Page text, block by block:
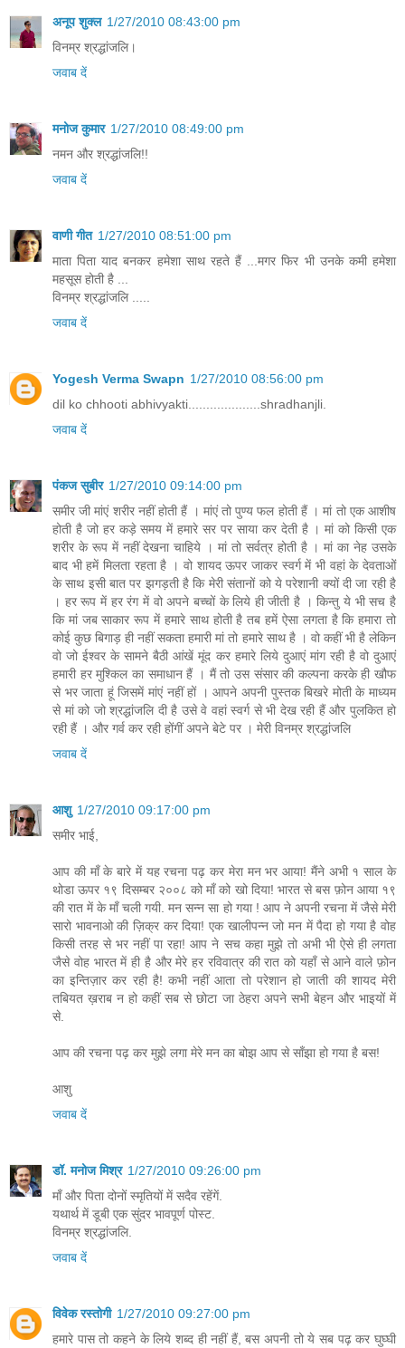
अनूप शुक्ल 1/27/2010 08:43:00 pm
विनम्र श्रद्धांजलि।
जवाब दें
मनोज कुमार 1/27/2010 08:49:00 pm
नमन और श्रद्धांजलि!!
जवाब दें
वाणी गीत 1/27/2010 08:51:00 pm
माता पिता याद बनकर हमेशा साथ रहते हैं ...मगर फिर भी उनके कमी हमेशा
महसूस होती है ...
विनम्र श्रद्धांजलि .....
जवाब दें
Yogesh Verma Swapn 1/27/2010 08:56:00 pm
dil ko chhooti abhivyakti....................shradhanjli.
जवाब दें
पंकज सुबीर 1/27/2010 09:14:00 pm
समीर जी मांएं शरीर नहीं होती हैं । मांएं तो पुण्‍य फल होती हैं । मां तो एक आशीष
होती है जो हर कड़े समय में हमारे सर पर साया कर देती है । मां को किसी एक
शरीर के रूप में नहीं देखना चाहिये । मां तो सर्वत्र होती है । मां का नेह उसके
बाद भी हमें मिलता रहता है । वो शायद ऊपर जाकर स्‍वर्ग में भी वहां के देवताओं
के साथ इसी बात पर झगड़ती है कि मेरी संतानों को ये परेशानी क्‍यों दी जा रही है
। हर रूप में हर रंग में वो अपने बच्‍चों के लिये ही जीती है । किन्‍तु ये भी सच है
कि मां जब साकार रूप में हमारे साथ होती है तब हमें ऐसा लगता है कि हमारा तो
कोई कुछ बिगाड़ ही नहीं सकता हमारी मां तो हमारे साथ है । वो कहीं भी है लेकिन
वो जो ईश्‍वर के सामने बैठी आंखें मूंद कर हमारे लिये दुआएं मांग रही है वो दुआएं
हमारी हर मुश्किल का समाधान हैं । मैं तो उस संसार की कल्‍पना करके ही खौफ
से भर जाता हूं जिसमें मांएं नहीं हों । आपने अपनी पुस्‍तक बिखरे मोती के माध्‍यम
से मां को जो श्रद्धांजलि दी है उसे वे वहां स्‍वर्ग से भी देख रही हैं और पुलकित हो
रही हैं । और गर्व कर रही होंगीं अपने बेटे पर । मेरी विनम्र श्रद्धांजलि
जवाब दें
आशु 1/27/2010 09:17:00 pm
समीर भाई,
आप की माँ के बारे में यह रचना पढ़ कर मेरा मन भर आया! मैंने अभी १ साल के
थोडा ऊपर १९ दिसम्बर २००८ को माँ को खो दिया! भारत से बस फ़ोन आया १९
की रात में के माँ चली गयी. मन सन्न सा हो गया ! आप ने अपनी रचना में जैसे मेरी
सारो भावनाओ की ज़िक्र कर दिया! एक खालीपन्न जो मन में पैदा हो गया है वोह
किसी तरह से भर नहीं पा रहा! आप ने सच कहा मुझे तो अभी भी ऐसे ही लगता
जैसे वोह भारत में ही है और मेरे हर रविवात्र की रात को यहाँ से आने वाले फ़ोन
का इन्तिज़ार कर रही है! कभी नहीं आता तो परेशान हो जाती की शायद मेरी
तबियत ख़राब न हो कहीं सब से छोटा जा ठेहरा अपने सभी बेहन और भाइयों में
से.
आप की रचना पढ़ कर मुझे लगा मेरे मन का बोझ आप से साँझा हो गया है बस!
आशु
जवाब दें
डॉ. मनोज मिश्र 1/27/2010 09:26:00 pm
माँ और पिता दोनों स्मृतियों में सदैव रहेंगें.
यथार्थ में डूबी एक सुंदर भावपूर्ण पोस्ट.
विनम्र श्रद्धांजलि.
जवाब दें
विवेक रस्तोगी 1/27/2010 09:27:00 pm
हमारे पास तो कहने के लिये शब्द ही नहीं हैं, बस अपनी तो ये सब पढ़ कर घुघ्घी